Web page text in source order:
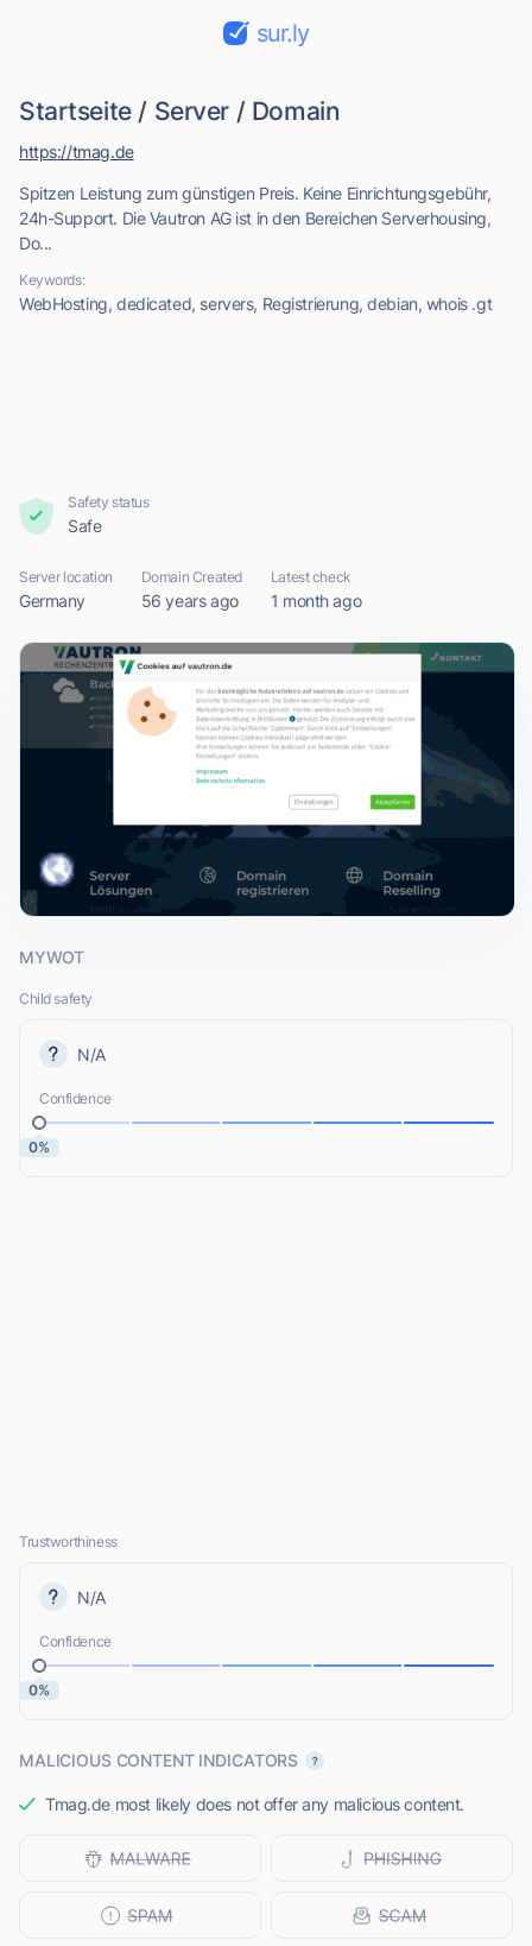
sur.ly
Startseite / Server / Domain
Spitzen Leistung zum günstigen Preis. Keine Einrichtungsgebühr,
24h-Support. Die Vautron AG ist in den Bereichen Serverhousing,
Do...
Keywords:
WebHosting, dedicated, servers, Registrierung, debian, whois .gt
https://tmag.de
Safety status
Safe
Server location
Germany
Domain Created
56 years ago
Latest check
1 month ago
MYWOT
Child safety
N/A
Confidence
0%
Trustworthiness
N/A
Confidence
0%
MALICIOUS CONTENT INDICATORS
Tmag.de most likely does not offer any malicious content.